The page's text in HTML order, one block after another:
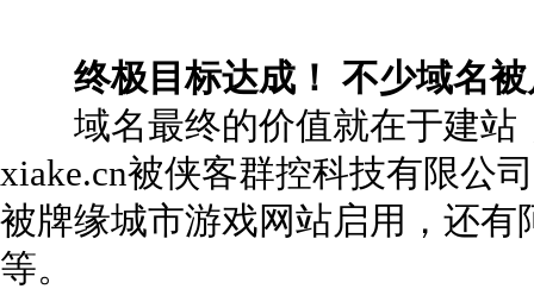
终极目标达成！ 不少域名被
域名最终的价值就在于建站
xiake.cn被侠客群控科技有限公
被牌缘城市游戏网站启用，还有
等。